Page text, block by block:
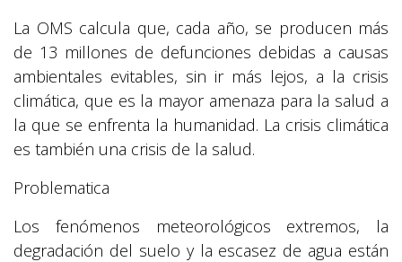
La OMS calcula que, cada año, se producen más
de 13 millones de defunciones debidas a causas
ambientales evitables, sin ir más lejos, a la crisis
climática, que es la mayor amenaza para la salud a
la que se enfrenta la humanidad. La crisis climática
es también una crisis de la salud.
Problematica
Los fenómenos meteorológicos extremos, la
degradación del suelo y la escasez de agua están